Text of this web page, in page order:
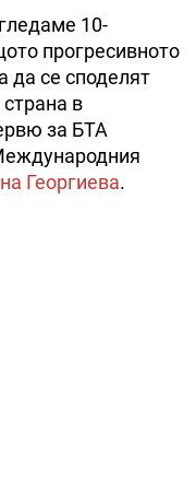
10-
прогресивното
да се споделят
в
за БТА
Георгиева.